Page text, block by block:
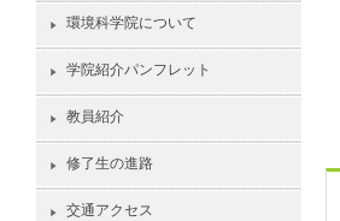
環境科学院について
学院紹介パンフレット
教員紹介
修了生の進路
交通アクセス